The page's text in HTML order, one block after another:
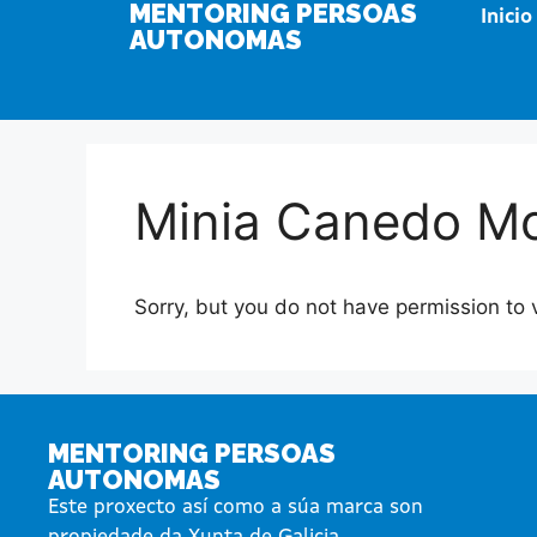
MENTORING PERSOAS
AUTONOMAS
Inicio
Minia Canedo
Sorry, but you do not have permission to
MENTORING PERSOAS
AUTONOMAS
Este proxecto así como a súa marca son